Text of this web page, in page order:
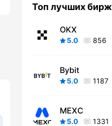
Топ лучших бирж
OKX
5.0 856
Bybit
5.0 1187
MEXC
5.0 1331